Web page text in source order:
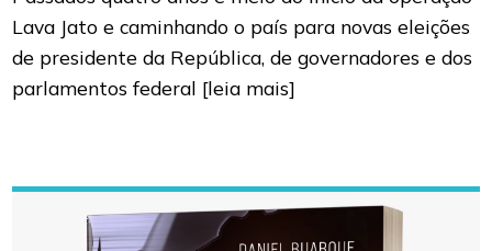
Lava Jato e caminhando o país para novas eleições
de presidente da República, de governadores e dos
parlamentos federal [leia mais]